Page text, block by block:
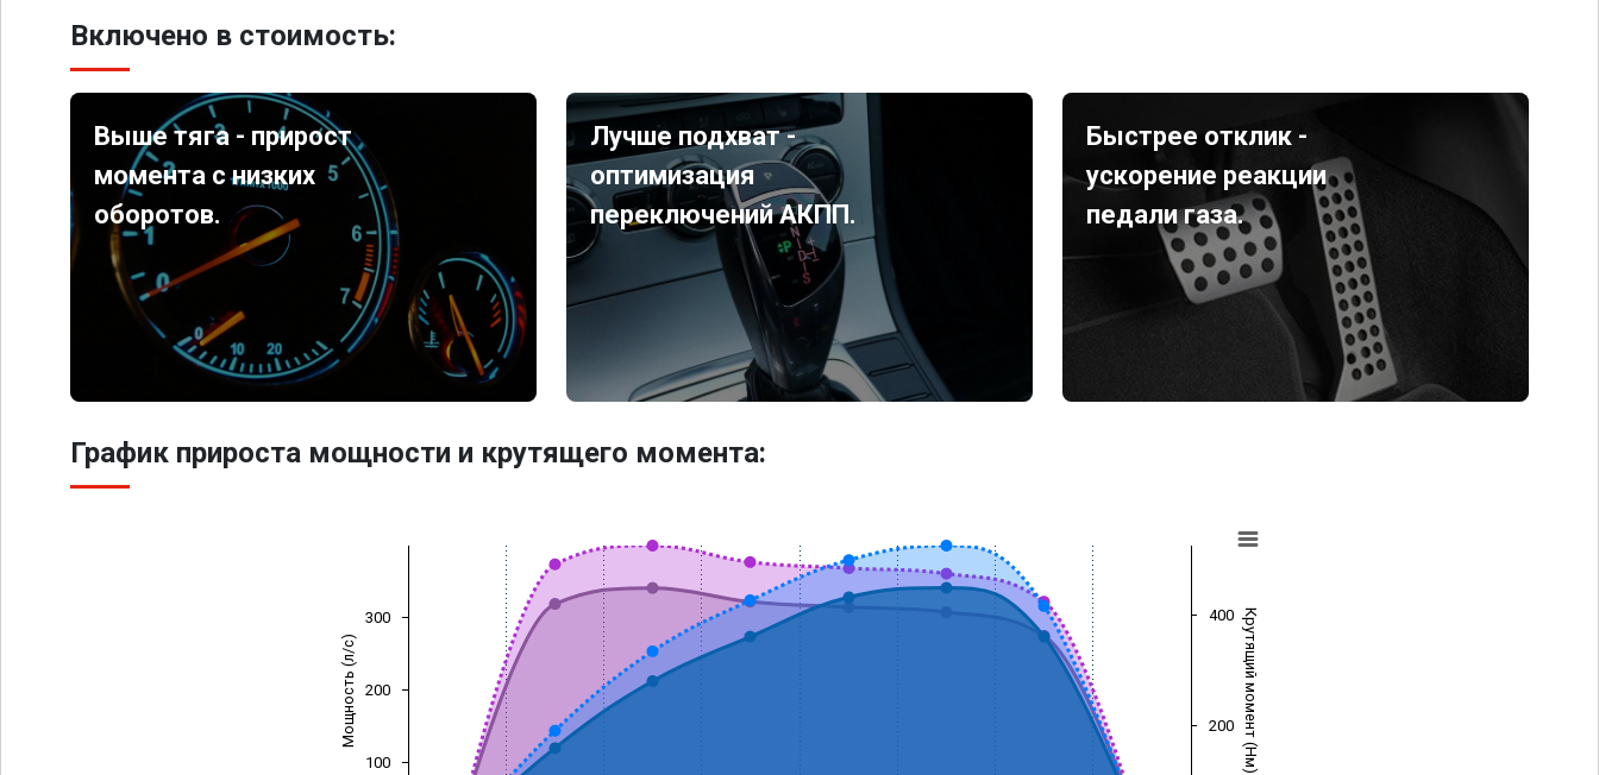
Включено в стоимость:
Выше тяга - прирост
момента с низких
оборотов.
Лучше подхват -
оптимизация
переключений АКПП.
Быстрее отклик -
ускорение реакции
педали газа.
График прироста мощности и крутящего момента:
Мощность (л/с) Крутящий момент (Нм)
100
200
300
200
400